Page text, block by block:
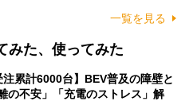
一覧を見る
みた、使ってみた
注累計6000台】BEV普及の障壁と
の不安」「充電のストレス」解